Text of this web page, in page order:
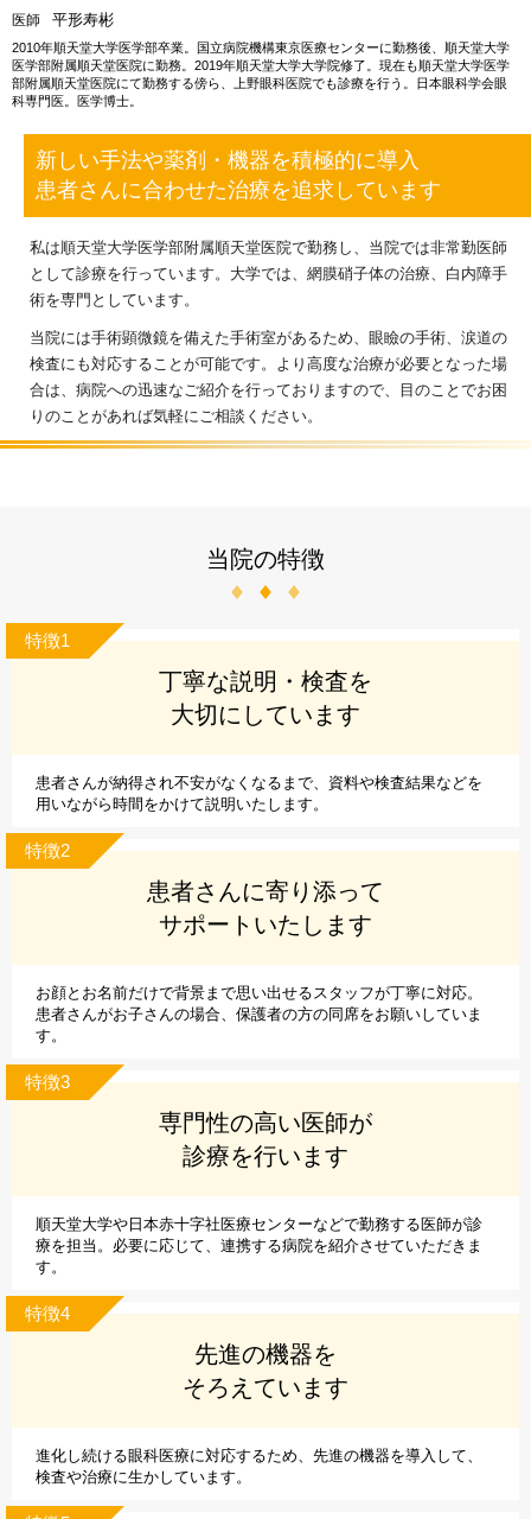
医師 平形寿彬
2010年順天堂大学医学部卒業。国立病院機構東京医療センターに勤務後、順天堂大学
医学部附属順天堂医院に勤務。2019年順天堂大学大学院修了。現在も順天堂大学医学
部附属順天堂医院にて勤務する傍ら、上野眼科医院でも診療を行う。日本眼科学会眼
科専門医。医学博士。
新しい手法や薬剤・機器を積極的に導入
患者さんに合わせた治療を追求しています
私は順天堂大学医学部附属順天堂医院で勤務し、当院では非常勤医師
として診療を行っています。大学では、網膜硝子体の治療、白内障手
術を専門としています。
当院には手術顕微鏡を備えた手術室があるため、眼瞼の手術、涙道の
検査にも対応することが可能です。より高度な治療が必要となった場
合は、病院への迅速なご紹介を行っておりますので、目のことでお困
りのことがあれば気軽にご相談ください。
当院の特徴
特徴1
丁寧な説明・検査を
大切にしています
患者さんが納得され不安がなくなるまで、資料や検査結果などを
用いながら時間をかけて説明いたします。
特徴2
患者さんに寄り添って
サポートいたします
お顔とお名前だけで背景まで思い出せるスタッフが丁寧に対応。
患者さんがお子さんの場合、保護者の方の同席をお願いしていま
す。
特徴3
専門性の高い医師が
診療を行います
順天堂大学や日本赤十字社医療センターなどで勤務する医師が診
療を担当。必要に応じて、連携する病院を紹介させていただきま
す。
特徴4
先進の機器を
そろえています
進化し続ける眼科医療に対応するため、先進の機器を導入して、
検査や治療に生かしています。